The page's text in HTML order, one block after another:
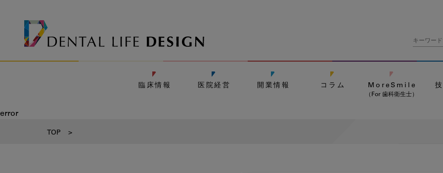
臨床情報 医院経営 開業情報 コラム MoreSmile
（For 歯科衛生士）
error
TOP >